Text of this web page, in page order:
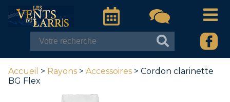
Accueil > Rayons > Accessoires > Cordon clarinette
BG Flex